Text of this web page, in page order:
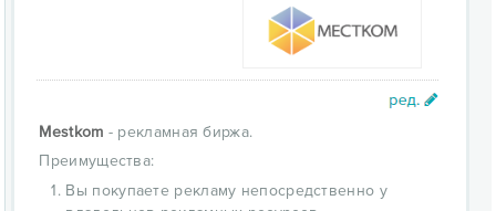
Mestkom - рекламная биржа.
Преимущества:
Вы покупаете рекламу непосредственно у